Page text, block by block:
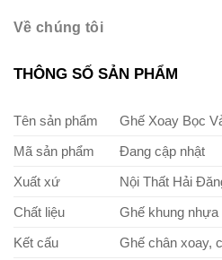
Về chúng tôi
THÔNG SỐ SẢN PHẨM
Tên sản phẩm
Ghế Xoay Bọc
Mã sản phẩm
Đang cập nhật
Xuất xứ
Nội Thất Hải
Chất liệu
Ghế khung
Kết cấu
Ghế chân xoay,